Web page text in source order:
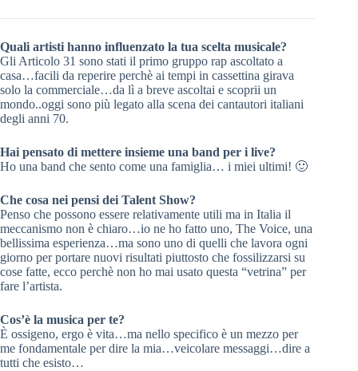
Quali artisti hanno influenzato la tua scelta musicale?
Gli Articolo 31 sono stati il primo gruppo rap ascoltato a
casa…facili da reperire perchè ai tempi in cassettina girava
solo la commerciale…da lì a breve ascoltai e scoprii un
mondo..oggi sono più legato alla scena dei cantautori italiani
degli anni 70.
Hai pensato di mettere insieme una band per i live?
Ho una band che sento come una famiglia… i miei ultimi! 🙂
Che cosa nei pensi dei Talent Show?
Penso che possono essere relativamente utili ma in Italia il
meccanismo non è chiaro…io ne ho fatto uno, The Voice, una
bellissima esperienza…ma sono uno di quelli che lavora ogni
giorno per portare nuovi risultati piuttosto che fossilizzarsi su
cose fatte, ecco perchè non ho mai usato questa “vetrina” per
fare l’artista.
Cos’è la musica per te?
È ossigeno, ergo è vita…ma nello specifico è un mezzo per
me fondamentale per dire la mia…veicolare messaggi…dire a
tutti che esisto…